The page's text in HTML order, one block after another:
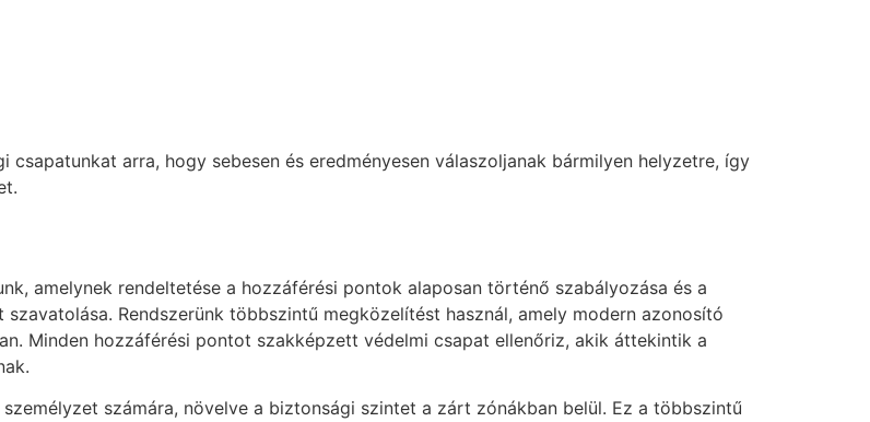
arra, hogy sebesen és eredményesen válaszoljanak bármilyen helyzetre, így
amelynek rendeltetése a hozzáférési pontok alaposan történő szabályozása és a
Rendszerünk többszintű megközelítést használ, amely modern azonosító
Minden hozzáférési pontot szakképzett védelmi csapat ellenőriz, akik áttekintik a
számára, növelve a biztonsági szintet a zárt zónákban belül. Ez a többszintű